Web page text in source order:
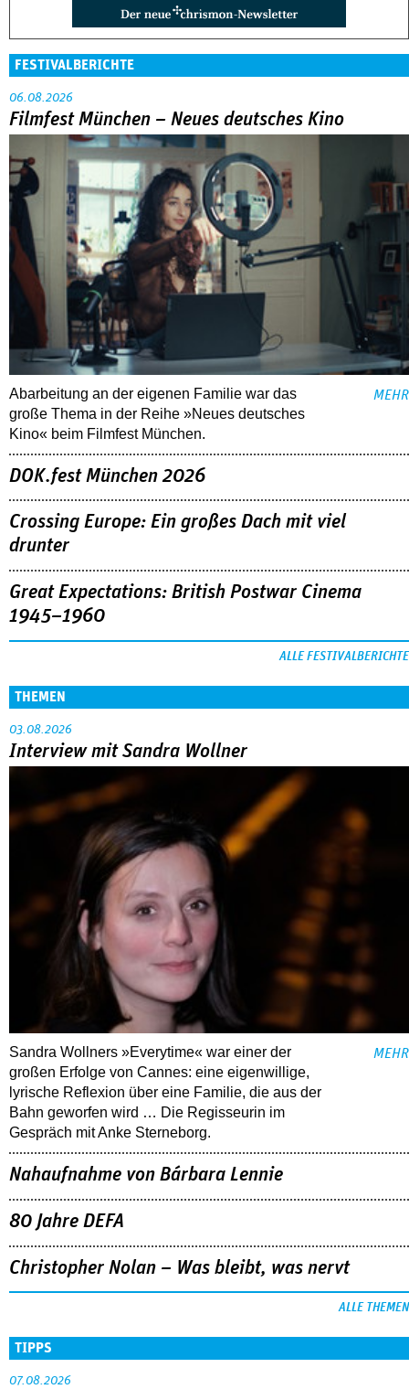
FESTIVALBERICHTE
06.08.2026
Filmfest München – Neues deutsches Kino
Abarbeitung an der eigenen Familie war das
große Thema in der Reihe »Neues deutsches
Kino« beim Filmfest München.
MEHR
DOK.fest München 2026
Crossing Europe: Ein großes Dach mit viel
drunter
Great Expectations: British Postwar Cinema
1945–1960
ALLE FESTIVALBERICHTE
THEMEN
03.08.2026
Interview mit Sandra Wollner
Sandra Wollners »Everytime« war einer der
großen Erfolge von Cannes: eine eigenwillige,
lyrische Reflexion über eine ­Familie, die aus der
Bahn geworfen wird … Die Regisseurin im
Gespräch mit Anke Sterneborg.
MEHR
Nahaufnahme von Bárbara Lennie
80 Jahre DEFA
Christopher Nolan – Was bleibt, was nervt
ALLE THEMEN
TIPPS
07.08.2026